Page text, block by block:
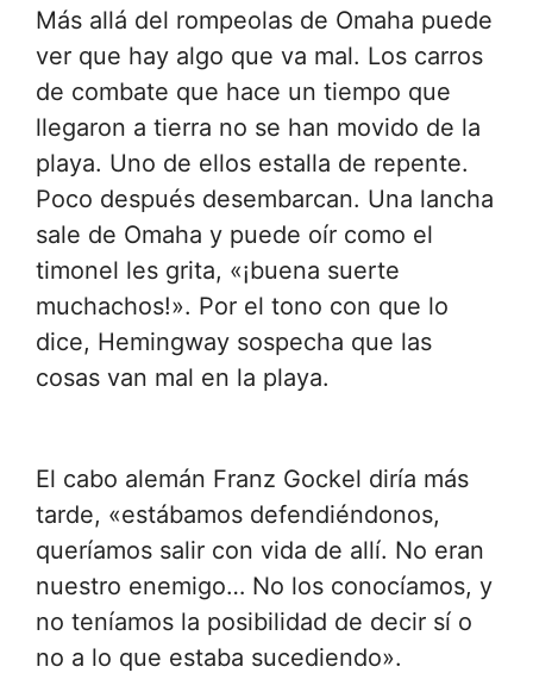
Más allá del rompeolas de Omaha puede
ver que hay algo que va mal. Los carros
de combate que hace un tiempo que
llegaron a tierra no se han movido de la
playa. Uno de ellos estalla de repente.
Poco después desembarcan. Una lancha
sale de Omaha y puede oír como el
timonel les grita, «¡buena suerte
muchachos!». Por el tono con que lo
dice, Hemingway sospecha que las
cosas van mal en la playa.
El cabo alemán Franz Gockel diría más
tarde, «estábamos defendiéndonos,
queríamos salir con vida de allí. No eran
nuestro enemigo… No los conocíamos, y
no teníamos la posibilidad de decir sí o
no a lo que estaba sucediendo».